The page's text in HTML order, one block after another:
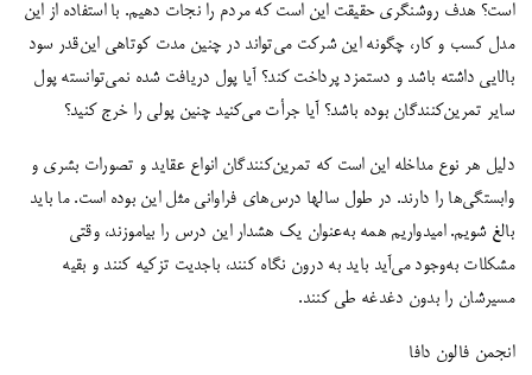
است؟ هدف روشنگری حقیقت این است که مردم را نجات دهیم. با استفاده از این
مدل کسب و کار، چگونه این شرکت می‌تواند در چنین مدت کوتاهی این‌قدر سود
بالایی داشته باشد و دستمزد پرداخت کند؟ آیا پول دریافت شده نمی‌توانسته پول
سایر تمرین‌کنندگان بوده باشد؟ آیا جرأت می‌کنید چنین پولی را خرج کنید؟
دلیل هر نوع مداخله این است که تمرین‌کنندگان انواع عقاید و تصورات بشری و
وابستگی‌ها را دارند. در طول سالها درس‌های فراوانی مثل این بوده است. ما باید
بالغ شویم. امیدواریم همه به‌عنوان یک هشدار این درس را بیاموزند، وقتی
مشکلات به‌وجود می‌آید باید به درون نگاه کنند، باجدیت تزکیه کنند و بقیه
مسیرشان را بدون دغدغه طی کنند.
انجمن فالون دافا